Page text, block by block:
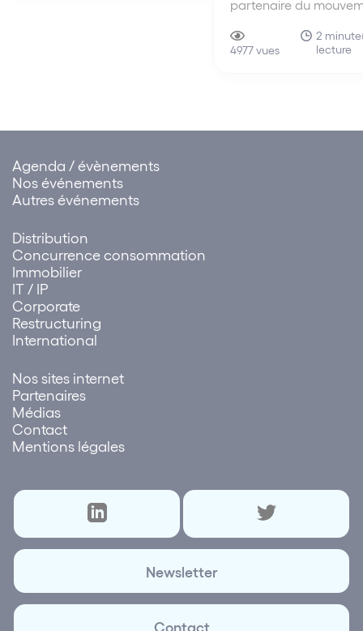
partenaire du
une initiative des
d’affaires Arjil &
4977 vues
2
lecture
Agenda / évènements
Nos événements
Autres événements
Distribution
Concurrence consommation
Immobilier
IT / IP
Corporate
Restructuring
International
Nos sites internet
Partenaires
Médias
Contact
Mentions légales
Newsletter
Contact